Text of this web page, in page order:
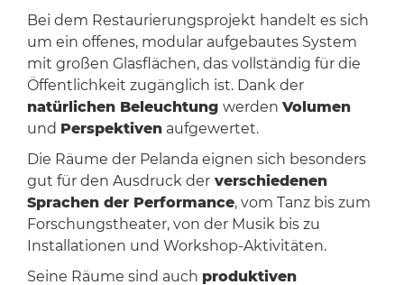
Bei dem Restaurierungsprojekt handelt es sich
um ein offenes, modular aufgebautes System
mit großen Glasflächen, das vollständig für die
Öffentlichkeit zugänglich ist. Dank der
natürlichen Beleuchtung werden Volumen
und Perspektivenaufgewertet.
Die Räume der Pelanda eignen sich besonders
gut für den Ausdruck derverschiedenen
Sprachen der Performance, vom Tanz bis zum
Forschungstheater, von der Musik bis zu
Installationen und Workshop-Aktivitäten.
Seine Räume sind auch produktiven